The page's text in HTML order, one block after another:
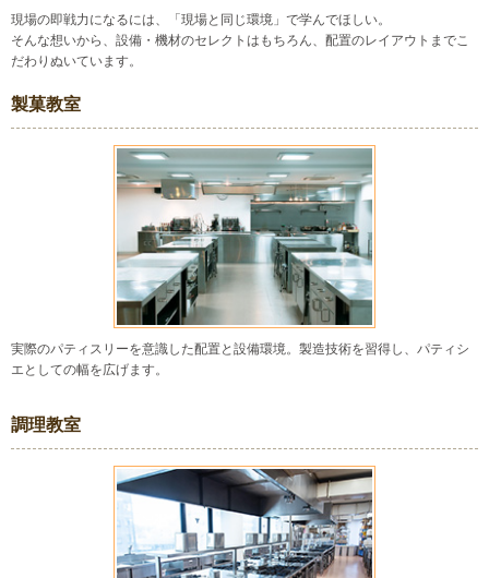
現場の即戦力になるには、「現場と同じ環境」で学んでほしい。
そんな想いから、設備・機材のセレクトはもちろん、配置のレイアウトまでこ
だわりぬいています。
製菓教室
実際のパティスリーを意識した配置と設備環境。製造技術を習得し、パティシ
エとしての幅を広げます。
調理教室